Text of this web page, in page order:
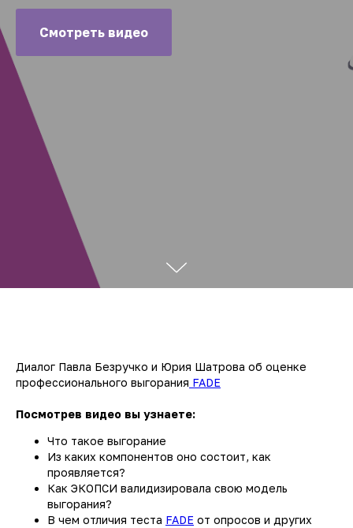
Смотреть видео
Диалог Павла Безручко и Юрия Шатрова об оценке
профессионального выгорания FADE
Посмотрев видео вы узнаете:
Что такое выгорание
Из каких компонентов оно состоит, как
проявляется?
Как ЭКОПСИ валидизировала свою модель
выгорания?
В чем отличия теста FADE от опросов и других